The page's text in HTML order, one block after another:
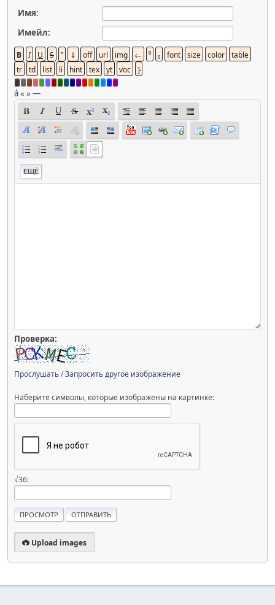
Имя:
Имейл:
á« »—
ЕЩЁ
Проверка:
Прослушать/Запросить другое изображение
Наберите символы, которые изображены на картинке:
√36:
Upload images